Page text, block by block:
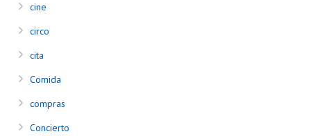
cine
circo
cita
Comida
compras
Concierto